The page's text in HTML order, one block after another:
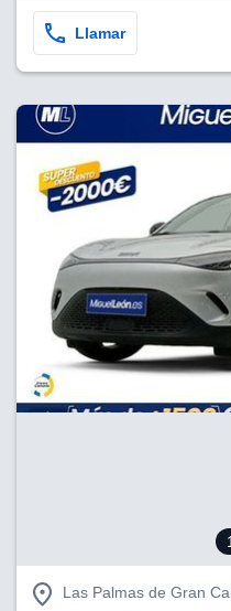
Llamar
Las Palmas de Gran